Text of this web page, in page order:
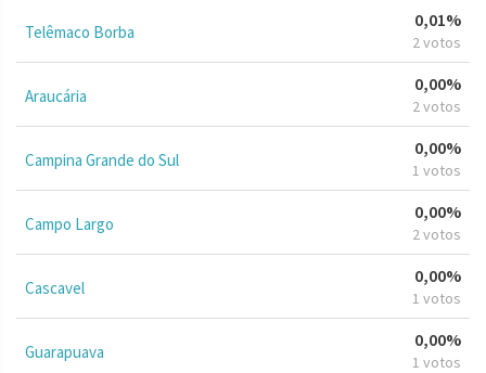
Telêmaco Borba
0,01%
2 votos
Araucária
0,00%
2 votos
Campina Grande do Sul
0,00%
1 votos
Campo Largo
0,00%
2 votos
Cascavel
0,00%
1 votos
Guarapuava
0,00%
1 votos